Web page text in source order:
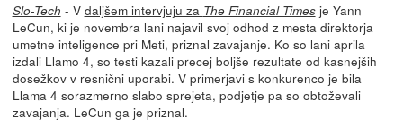
Slo-Tech - V daljšem intervjuju za The Financial Timesje Yann
LeCun, ki je novembra lani najavil svoj odhod z mesta direktorja
umetne inteligence pri Meti, priznal zavajanje. Ko so lani aprila
izdali Llamo 4, so testi kazali precej boljše rezultate od kasnejših
dosežkov v resnični uporabi. V primerjavi s konkurenco je bila
Llama 4 sorazmerno slabo sprejeta, podjetje pa so obtoževali
zavajanja. LeCun ga je priznal.